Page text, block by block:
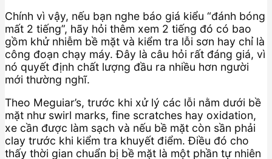
Chính vì vậy, nếu bạn nghe báo giá kiểu “đánh bóng
mất 2 tiếng”, hãy hỏi thêm xem 2 tiếng đó có bao
gồm khử nhiễm bề mặt và kiểm tra lỗi sơn hay chỉ là
công đoạn chạy máy. Đây là câu hỏi rất đáng giá, vì
nó quyết định chất lượng đầu ra nhiều hơn người
mới thường nghĩ.
Theo Meguiar’s, trước khi xử lý các lỗi nằm dưới bề
mặt như swirl marks, fine scratches hay oxidation,
xe cần được làm sạch và nếu bề mặt còn sần phải
clay trước khi kiểm tra khuyết điểm. Điều đó cho
thấy thời gian chuẩn bị bề mặt là một phần tự nhiên